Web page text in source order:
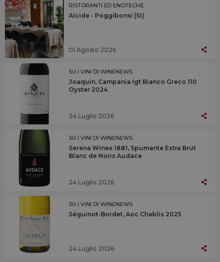
RISTORANTI ED ENOTECHE
Alcide - Poggibonsi (SI)
01 Agosto 2026
SU I VINI DI WINENEWS
Joaquin, Campania Igt Bianco Greco 110
Oyster 2024
24 Luglio 2026
SU I VINI DI WINENEWS
Serena Wines 1881, Spumante Extra Brut
Blanc de Noirs Audace
24 Luglio 2026
SU I VINI DI WINENEWS
Séguinot-Bordet, Aoc Chablis 2025
24 Luglio 2026